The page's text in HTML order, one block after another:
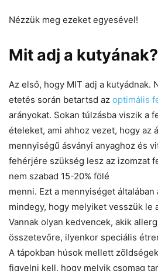
Nézzük meg ezeket egyesével!
Mit adj a kutyának?
Az első, hogy MIT adj a kutyádnak.
etetés során betartsd az optimális
arányokat. Sokan túlzásba viszik a
ételeket, ami ahhoz vezet, hogy az
mennyiségű ásványi anyaghoz és
fehérjére szükség lesz az izomzat
nem szabad 15-20% fölé
menni. Ezt a mennyiséget általában
mindegy, hogy melyiket vesszük le
Vannak olyan kedvencek, akik
összetevőre, ilyenkor speciális
A tápokban húsok mellett
figyelni kell, hogy melyik csomag